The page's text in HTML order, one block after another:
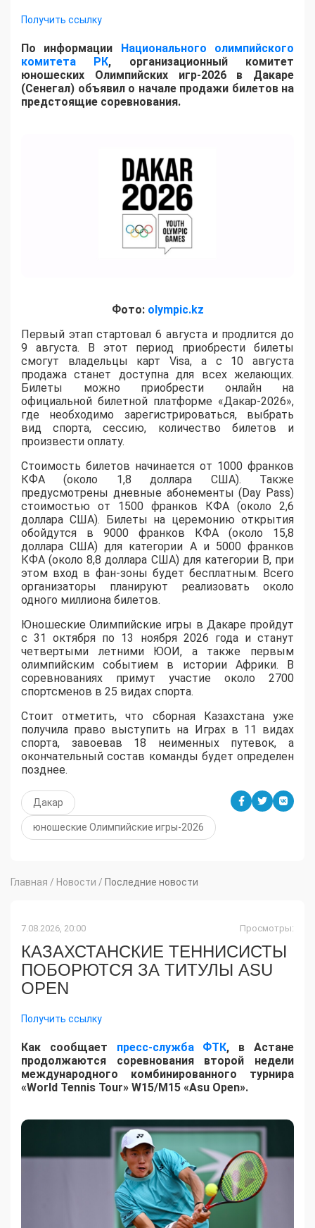
Получить ссылку
По информации Национального олимпийского
комитета РК, организационный комитет
юношеских Олимпийских игр-2026 в Дакаре
(Сенегал) объявил о начале продажи билетов на
предстоящие соревнования.
Фото: olympic.kz
Первый этап стартовал 6 августа и продлится до
9 августа. В этот период приобрести билеты
смогут владельцы карт Visa, а с 10 августа
продажа станет доступна для всех желающих.
Билеты можно приобрести онлайн на
официальной билетной платформе «Дакар-2026»,
где необходимо зарегистрироваться, выбрать
вид спорта, сессию, количество билетов и
произвести оплату.
Стоимость билетов начинается от 1000 франков
КФА (около 1,8 доллара США). Также
предусмотрены дневные абонементы (Day Pass)
стоимостью от 1500 франков КФА (около 2,6
доллара США). Билеты на церемонию открытия
обойдутся в 9000 франков КФА (около 15,8
доллара США) для категории A и 5000 франков
КФА (около 8,8 доллара США) для категории B, при
этом вход в фан-зоны будет бесплатным. Всего
организаторы планируют реализовать около
одного миллиона билетов.
Юношеские Олимпийские игры в Дакаре пройдут
с 31 октября по 13 ноября 2026 года и станут
четвертыми летними ЮОИ, а также первым
олимпийским событием в истории Африки. В
соревнованиях примут участие около 2700
спортсменов в 25 видах спорта.
Стоит отметить, что сборная Казахстана уже
получила право выступить на Играх в 11 видах
спорта, завоевав 18 неименных путевок, а
окончательный состав команды будет определен
позднее.
Дакар
юношеские Олимпийские игры-2026
Главная / Новости / Последние новости
7.08.2026, 20:00 Просмотры:
КАЗАХСТАНСКИЕ ТЕННИСИСТЫ
ПОБОРЮТСЯ ЗА ТИТУЛЫ ASU
OPEN
Получить ссылку
Как сообщает пресс-служба ФТК, в Астане
продолжаются соревнования второй недели
международного комбинированного турнира
«World Tennis Tour» W15/M15 «Asu Open».